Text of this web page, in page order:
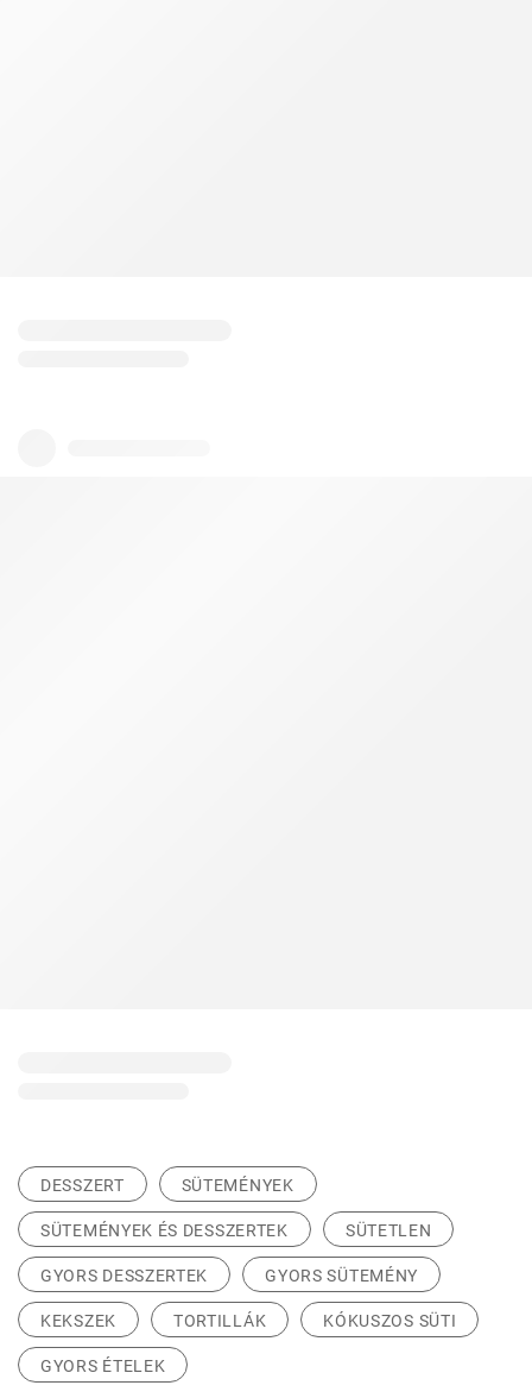
DESSZERT SÜTEMÉNYEK
SÜTEMÉNYEK ÉS DESSZERTEK SÜTETLEN
GYORS DESSZERTEK GYORS SÜTEMÉNY
KEKSZEK TORTILLÁK KÓKUSZOS SÜTI
GYORS ÉTELEK